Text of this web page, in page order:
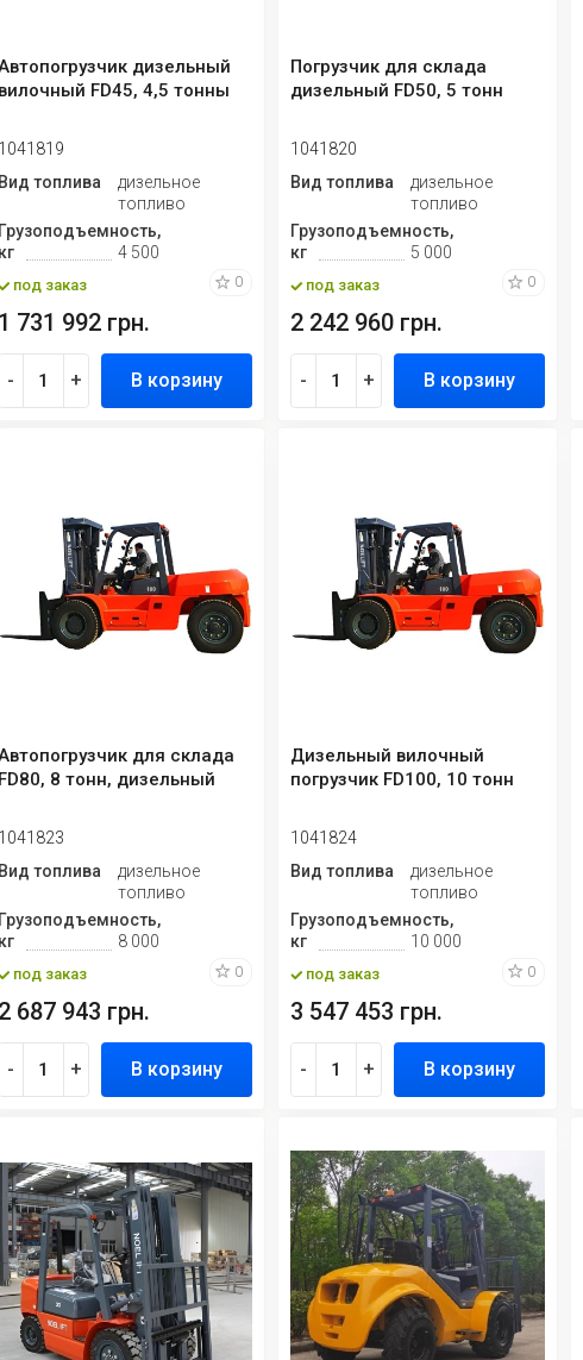
дизельный
вилочный FD45, 4,5 тонны
1041819
Вид топлива
дизельное
топливо
Грузоподъемность,
кг
4 500
под заказ 0
1 731 992 грн.
- + В корзину
Погрузчик для склада
дизельный FD50, 5 тонн
1041820
Вид топлива
дизельное
топливо
Грузоподъемность,
кг
5 000
под заказ 0
2 242 960 грн.
- + В корзину
для склада
FD80, 8 тонн, дизельный
1041823
Вид топлива
дизельное
топливо
Грузоподъемность,
кг
8 000
под заказ 0
2 687 943 грн.
- + В корзину
Дизельный вилочный
погрузчик FD100, 10 тонн
1041824
Вид топлива
дизельное
топливо
Грузоподъемность,
кг
10 000
под заказ 0
3 547 453 грн.
- + В корзину